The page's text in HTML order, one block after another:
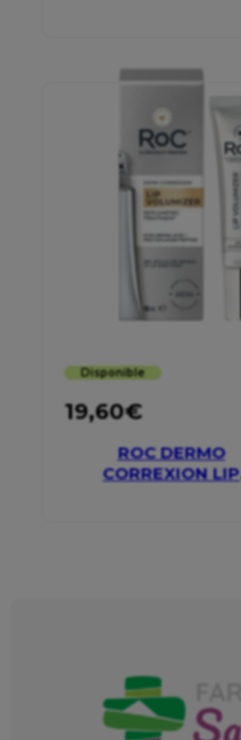
Disponible
19,60€
ROC DERMO
CORREXION LIP